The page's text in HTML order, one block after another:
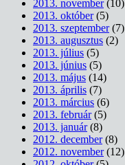
2013. november(10)
2013. október(5)
2013. szeptember(7)
2013. augusztus (2)
2013. július (5)
2013. június (5)
2013. május (14)
2013. április (7)
2013. március (6)
2013. február(5)
2013. január(8)
2012. december(8)
2012. november(12)